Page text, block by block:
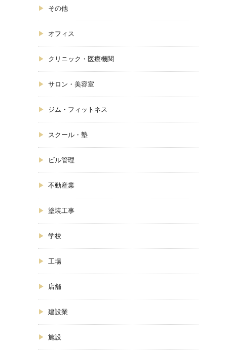
その他
オフィス
クリニック・医療機関
サロン・美容室
ジム・フィットネス
スクール・塾
ビル管理
不動産業
塗装工事
学校
工場
店舗
建設業
施設